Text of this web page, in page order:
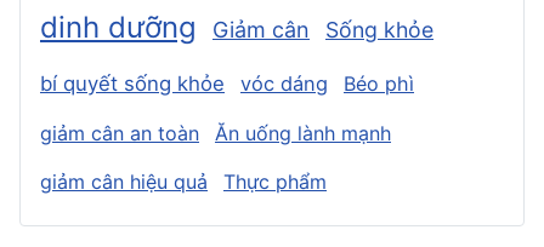
dinh dưỡng Giảm cân Sống khỏe
bí quyết sống khỏe vóc dáng Béo phì
giảm cân an toàn
Ăn uống lành mạnh
giảm cân hiệu quả
Thực phẩm